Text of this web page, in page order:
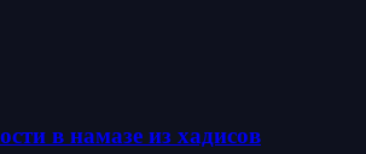
в намазе из хадисов